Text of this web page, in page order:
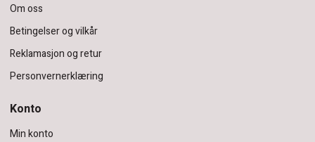
Om oss
Betingelser og vilkår
Reklamasjon og retur
Personvernerklæring
Konto
Min konto